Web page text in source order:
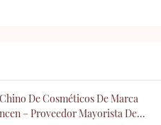
De Cosméticos De Marca
– Proveedor Mayorista De